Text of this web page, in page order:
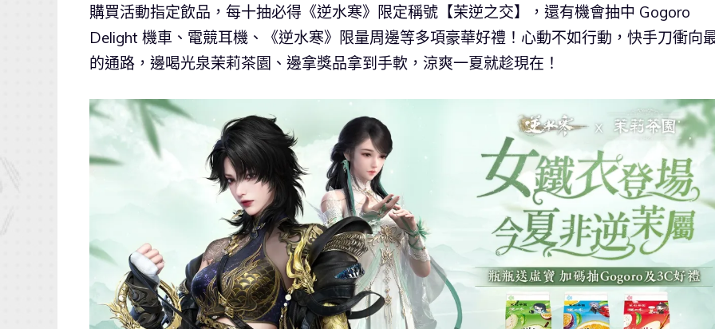
購買活動指定飲品，每十抽必得《逆水寒》限定稱號【茉逆之交】，還有機會抽中 Gogoro
Delight 機車、電競耳機、《逆水寒》限量周邊等多項豪華好禮！心動不如行動，快手刀衝向
的通路，邊喝光泉茉莉茶園、邊拿獎品拿到手軟，涼爽一夏就趁現在！